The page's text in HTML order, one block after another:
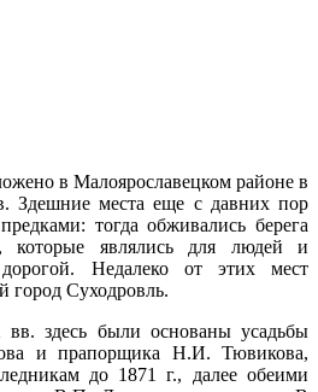
в Малоярославецком районе в
Здешние места еще с давних пор
тогда обживались берега
являлись для людей и
Недалеко от этих мест
город Суходровль.
здесь были основаны усадьбы
и прапорщика Н.И. Тювикова,
до 1871 г., далее обеими